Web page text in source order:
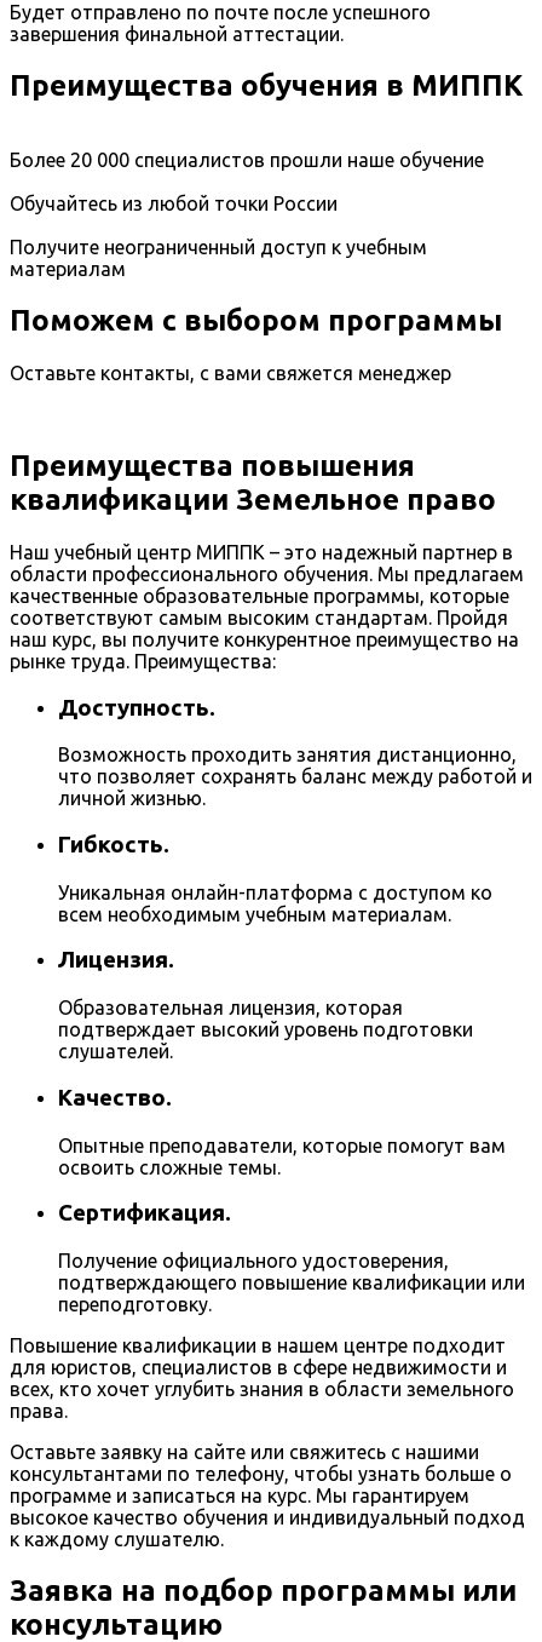
Будет отправлено по почте после успешного
завершения финальной аттестации.
Преимущества обучения в МИППК
Более 20 000 специалистов прошли наше обучение
Обучайтесь из любой точки России
Получите неограниченный доступ к учебным
материалам
Поможем с выбором программы
Оставьте контакты, с вами свяжется менеджер
Преимущества повышения
квалификации Земельное право
Наш учебный центр МИППК – это надежный партнер в
области профессионального обучения. Мы предлагаем
качественные образовательные программы, которые
соответствуют самым высоким стандартам. Пройдя
наш курс, вы получите конкурентное преимущество на
рынке труда. Преимущества:
Доступность.
Возможность проходить занятия дистанционно,
что позволяет сохранять баланс между работой и
личной жизнью.
Гибкость.
Уникальная онлайн-платформа с доступом ко
всем необходимым учебным материалам.
Лицензия.
Образовательная лицензия, которая
подтверждает высокий уровень подготовки
слушателей.
Качество.
Опытные преподаватели, которые помогут вам
освоить сложные темы.
Сертификация.
Получение официального удостоверения,
подтверждающего повышение квалификации или
переподготовку.
Повышение квалификации в нашем центре подходит
для юристов, специалистов в сфере недвижимости и
всех, кто хочет углубить знания в области земельного
права.
Оставьте заявку на сайте или свяжитесь с нашими
консультантами по телефону, чтобы узнать больше о
программе и записаться на курс. Мы гарантируем
высокое качество обучения и индивидуальный подход
к каждому слушателю.
Заявка на подбор программы или
консультацию